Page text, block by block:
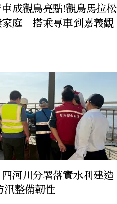
成觀鳥亮點!觀鳥馬拉松
家庭 搭乘專車到嘉義觀
四河川分署落實水利建造
汛整備韌性